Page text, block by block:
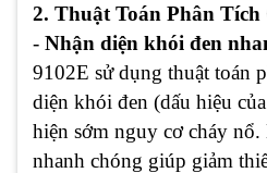
2. Thuật Toán Phân
- Nhận diện khói đen
9102E sử dụng thuật toán
diện khói đen (dấu hiệu
hiện sớm nguy cơ cháy
nhanh chóng giúp giảm